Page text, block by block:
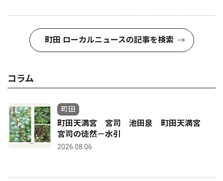
町田 ローカルニュースの記事を検索
コラム
町田
町田天満宮 宮司 池田泉 町田天満宮
宮司の徒然－水引
2026.08.06